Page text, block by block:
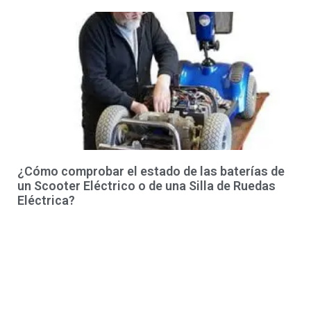
¿Cómo comprobar el estado de las baterías de
un Scooter Eléctrico o de una Silla de Ruedas
Eléctrica?